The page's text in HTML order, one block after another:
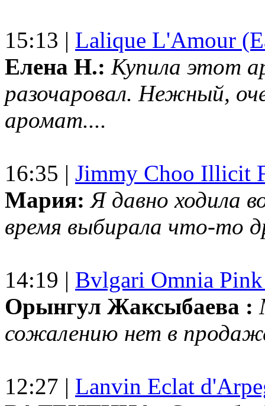
15:13 | Lalique L'Amour
Елена Н.: Купила этот
разочаровал. Нежный,
аромат....
16:35 | Jimmy Choo Illicit
Мария: Я давно ходила
время выбирала что-то
14:19 | Bvlgari Omnia
Орынгул Жаксыбаева :
сожалению нет в
12:27 | Lanvin Eclat